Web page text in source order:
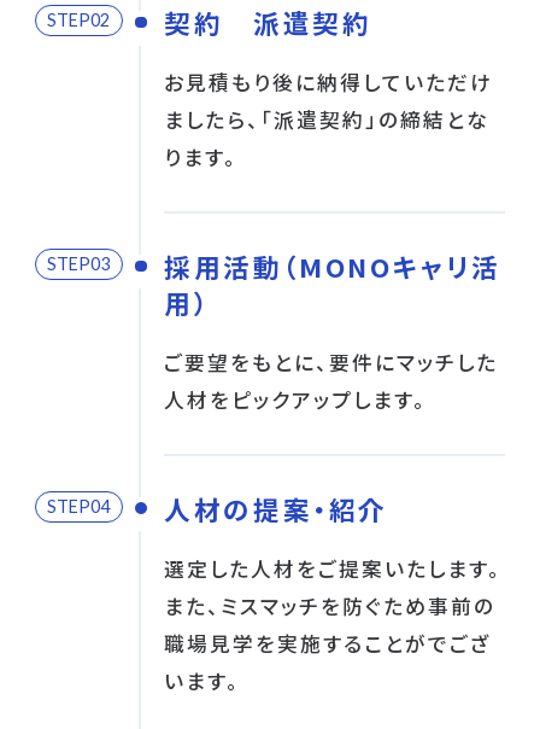
STEP 契約 派遣契約
お見積もり後に納得していただけ
ましたら、「派遣契約」の締結とな
ります。
STEP
採用活動（MONOキャリ活
用）
ご要望をもとに、要件にマッチした
人材をピックアップします。
STEP 人材の提案・紹介
選定した人材をご提案いたします。
また、ミスマッチを防ぐため事前の
職場見学を実施することがでござ
います。